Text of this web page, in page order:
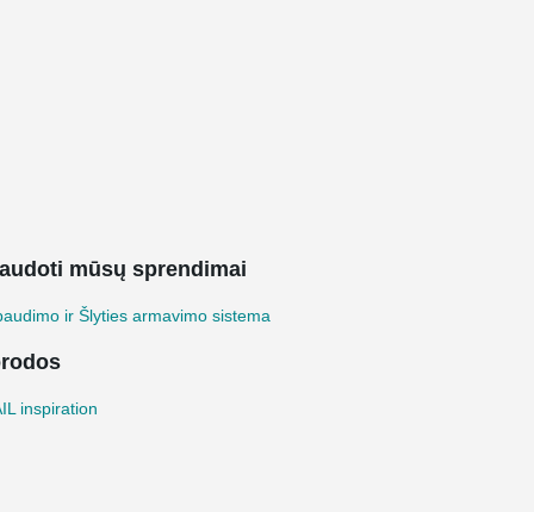
mūsų sprendimai
ir Šlyties armavimo sistema
inspiration